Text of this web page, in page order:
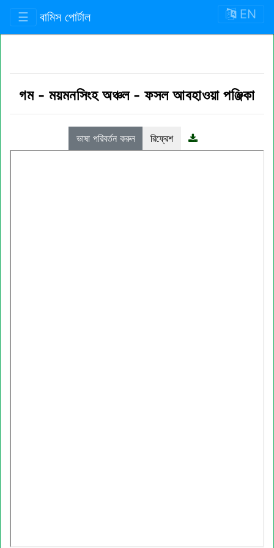
☰ বামিস পোর্টাল EN
গম - ময়মনসিংহ অঞ্চল-ফসল আবহাওয়া পঞ্জিকা
ভাষা পরিবর্তন করুন রিফ্রেশ